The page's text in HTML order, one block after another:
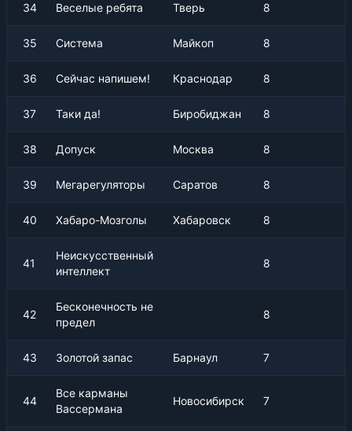
34 Веселые ребята Тверь 8
35 Система Майкоп 8
36 Сейчас напишем! Краснодар 8
37 Таки да! Биробиджан 8
38 Допуск Москва 8
39 Мегарегуляторы Саратов 8
40 Хабаро-Мозголы Хабаровск 8
41
Неискусственный
интеллект
8
42
Бесконечность не
предел
8
43 Золотой запас Барнаул 7
44
Все карманы
Вассермана
Новосибирск 7